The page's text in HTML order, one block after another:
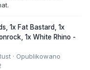
1x Fat Bastard, 1x
1x White Rhino -
· Opublikowano